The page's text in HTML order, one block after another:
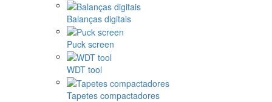
Balanças digitais
Puck screen
WDT tool
Tapetes compactadores